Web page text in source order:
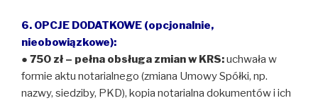
6. OPCJE DODATKOWE (opcjonalnie,
nieobowiązkowe):
● 750 zł – pełna obsługa zmian w KRS:uchwała w
formie aktu notarialnego (zmiana Umowy Spółki, np.
nazwy, siedziby, PKD), kopia notarialna dokumentów i ich